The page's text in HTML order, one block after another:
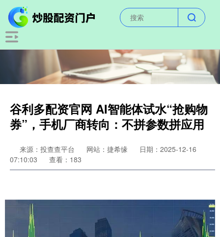
谷利多配资官网 AI智能体试水“抢购物
券”，手机厂商转向：不拼参数拼应用
来源：投查查平台 网站：捷希缘
日期：2025-12-16
07:10:03
查看：183